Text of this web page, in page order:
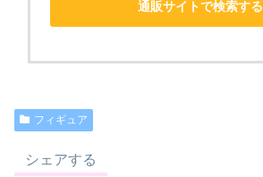
通販サイトで検索する
フィギュア
シェアする